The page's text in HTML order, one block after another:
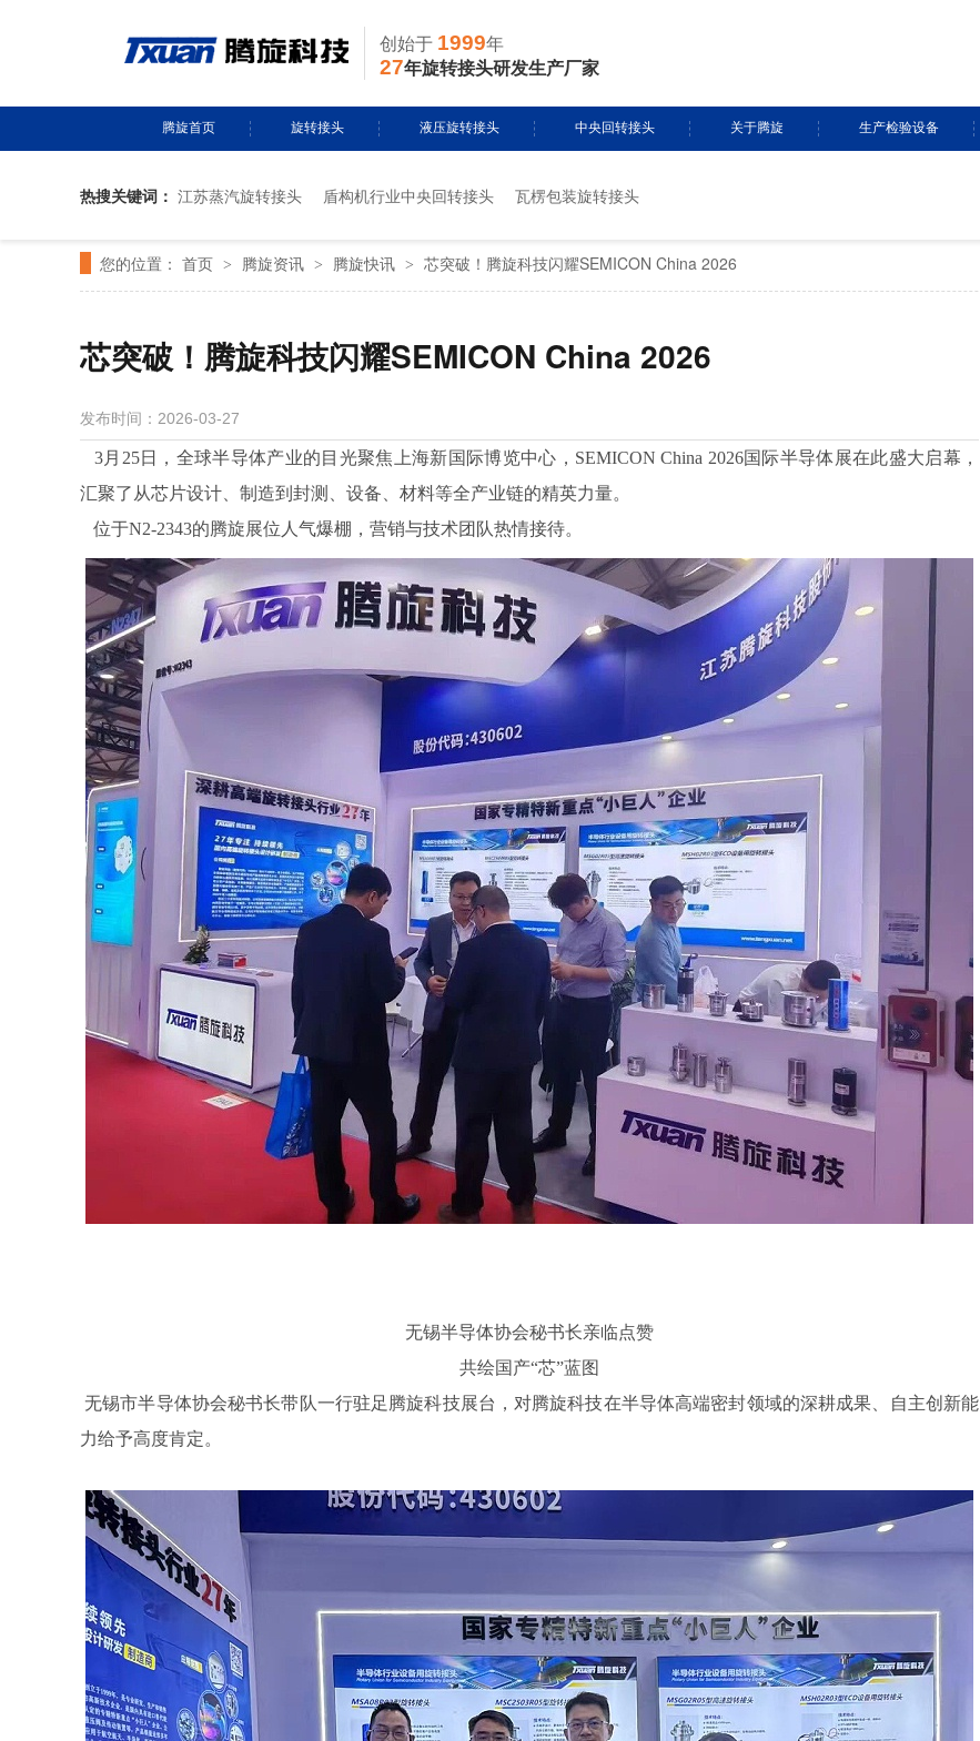
创始于 1999年
27年旋转接头研发生产厂家
腾旋首页 旋转接头
水用旋转接头
导热油旋转接头
切削液旋转接头
旋转接头配件
液压旋转接头
风电液压滑环
多通路旋转接头定制
中央回转接头
挖掘机旋转接头
履带吊旋转接头
起重机旋转接头
属具旋转接头
高空作业车旋转接头
关于腾旋
专利证书
生产检验设备
热搜关键词： 江苏蒸汽旋转接头 盾构机行业中央回转接头 瓦楞包装旋转接头
您的位置： 首页 > 腾旋资讯 > 腾旋快讯 > 芯突破！腾旋科技闪耀SEMICON China 2026
芯突破！腾旋科技闪耀SEMICON China 2026
发布时间：2026-03-27
3月25日，全球半导体产业的目光聚焦上海新国际博览中心，SEMICON China 2026国际半导体展在此盛大启幕，
汇聚了从芯片设计、制造到封测、设备、材料等全产业链的精英力量。
位于N2-2343的腾旋展位人气爆棚，营销与技术团队热情接待。
无锡半导体协会秘书长亲临点赞
共绘国产“芯”蓝图
无锡市半导体协会秘书长带队一行驻足腾旋科技展台，对腾旋科技在半导体高端密封领域的深耕成果、自主创新能
力给予高度肯定。